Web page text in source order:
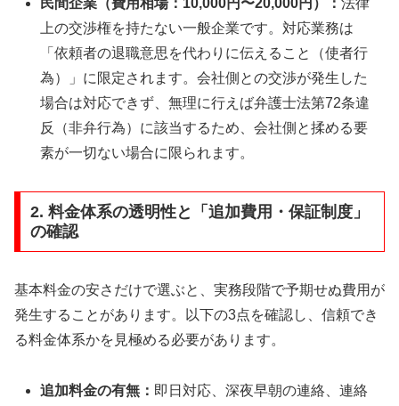
民間企業（費用相場：10,000円〜20,000円）：法律
上の交渉権を持たない一般企業です。対応業務は
「依頼者の退職意思を代わりに伝えること（使者行
為）」に限定されます。会社側との交渉が発生した
場合は対応できず、無理に行えば弁護士法第72条違
反（非弁行為）に該当するため、会社側と揉める要
素が一切ない場合に限られます。
2. 料金体系の透明性と「追加費用・保証制度」
の確認
基本料金の安さだけで選ぶと、実務段階で予期せぬ費用が
発生することがあります。以下の3点を確認し、信頼でき
る料金体系かを見極める必要があります。
追加料金の有無： 即日対応、深夜早朝の連絡、連絡